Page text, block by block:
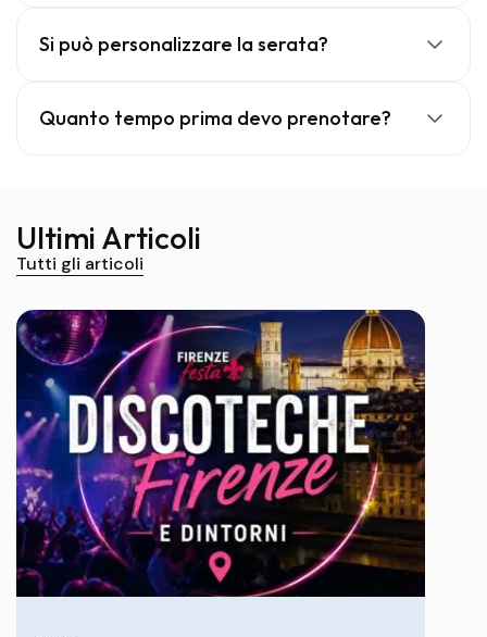
Si può personalizzare la serata?
Quanto tempo prima devo prenotare?
Ultimi Articoli
Tutti gli articoli